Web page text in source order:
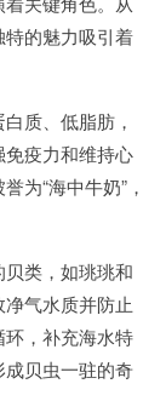
的魅力吸引着
质、低脂肪，
疫力和维持心
为“海中牛奶”，
类，如珧珧和
气水质并防止
，补充海水特
贝虫一驻的奇